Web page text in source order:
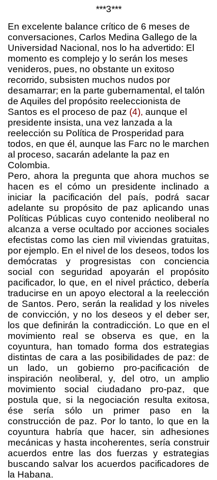
***3***
En excelente balance crítico de 6 meses de
conversaciones, Carlos Medina Gallego de la
Universidad Nacional, nos lo ha advertido: El
momento es complejo y lo serán los meses
venideros, pues, no obstante un exitoso
recorrido, subsisten muchos nudos por
desamarrar; en la parte gubernamental, el talón
de Aquiles del propósito reeleccionista de
Santos es el proceso de paz (4), aunque el
presidente insista, una vez lanzada a la
reelección su Política de Prosperidad para
todos, en que él, aunque las Farc no le marchen
al proceso, sacarán adelante la paz en
Colombia.
Pero, ahora la pregunta que ahora muchos se
hacen es el cómo un presidente inclinado a
iniciar la pacificación del país, podrá sacar
adelante su propósito de paz aplicando unas
Políticas Públicas cuyo contenido neoliberal no
alcanza a verse ocultado por acciones sociales
efectistas como las cien mil viviendas gratuitas,
por ejemplo. En el nivel de los deseos, todos los
demócratas y progresistas con conciencia
social con seguridad apoyarán el propósito
pacificador, lo que, en el nivel práctico, debería
traducirse en un apoyo electoral a la reelección
de Santos. Pero, serán la realidad y los niveles
de convicción, y no los deseos y el deber ser,
los que definirán la contradicción. Lo que en el
movimiento real se observa es que, en la
coyuntura, han tomado forma dos estrategias
distintas de cara a las posibilidades de paz: de
un lado, un gobierno pro-pacificación de
inspiración neoliberal, y, del otro, un amplio
movimiento social ciudadano pro-paz, que
postula que, si la negociación resulta exitosa,
ése sería sólo un primer paso en la
construcción de paz. Por lo tanto, lo que en la
coyuntura habría que hacer, sin adhesiones
mecánicas y hasta incoherentes, sería construir
acuerdos entre las dos fuerzas y estrategias
buscando salvar los acuerdos pacificadores de
la Habana.